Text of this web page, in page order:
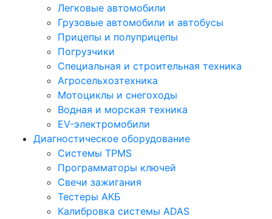
Легковые автомобили
Грузовые автомобили и автобусы
Прицепы и полуприцепы
Погрузчики
Специальная и строительная техника
Агросельхозтехника
Мотоциклы и снегоходы
Водная и морская техника
EV-электромобили
Диагностическое оборудование
Системы TPMS
Программаторы ключей
Свечи зажигания
Тестеры АКБ
Калибровка системы ADAS